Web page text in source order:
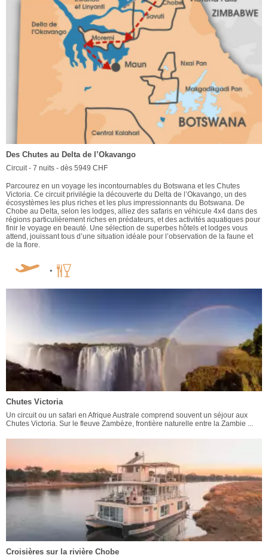
Des Chutes au Delta de l’Okavango
Circuit - 7 nuits - dès 5949 CHF
Parcourez en un voyage les incontournables du Botswana et les Chutes
Victoria. Ce circuit privilégie la découverte du Delta de l’Okavango, un des
écosystèmes les plus riches et les plus impressionnants du Botswana. De
Chobe au Delta, selon les lodges, alliez des safaris en véhicule 4x4 dans des
régions particulièrement riches en prédateurs, et des activités aquatiques pour
finir le voyage en beauté. Une sélection de superbes hôtels et lodges vous
attend, jouissant tous d’une situation idéale pour l’observation de la faune et
de la flore.
Chutes Victoria
Un circuit ou un safari en Afrique Australe comprend souvent un séjour aux
Chutes Victoria. Sur le fleuve Zambèze, frontière naturelle entre la Zambie ...
Croisières sur la rivière Chobe